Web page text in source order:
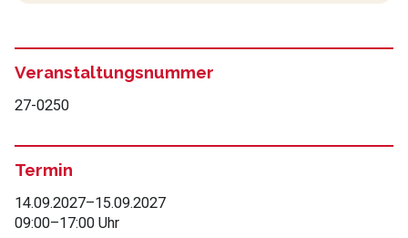
Veranstaltungsnummer
27-0250
Termin
14.09.2027–15.09.2027
09:00–17:00 Uhr